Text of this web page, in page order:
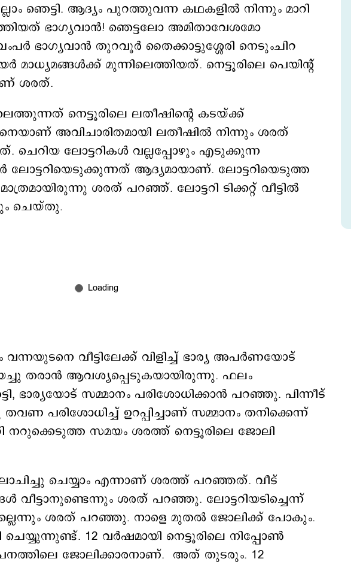
ഞെട്ടി. ആദ്യം പുറത്തുവന്ന കഥകളില്‍ നിന്നും മാറി
ഭാഗ്യവാന്‍! ഞെട്ടലോ അമിതാവേശമോ
ഭാഗ്യവാന്‍ തുറവൂര്‍ തൈക്കാട്ടുശ്ശേരി നെടുംചിറ
മാധ്യമങ്ങള്‍ക്ക് മുന്നിലെത്തിയത്. നെട്ടൂരിലെ പെയിന്‍റ്
ശരത്.
നെട്ടൂരിലെ ലതീഷിന്‍റെ കടയ്ക്ക്
അവിചാരിതമായി ലതീഷില്‍ നിന്നും ശരത്
ലോട്ടറികള്‍ വല്ലപ്പോഴും എടുക്കുന്ന
ലോട്ടറിയെടുക്കുന്നത് ആദ്യമായാണ്. ലോട്ടറിയെടുത്ത
ശരത് പറഞ്ഞ്. ലോട്ടറി ടിക്കറ്റ് വീട്ടില്‍
ചെയ്തു.
വന്നയുടനെ വീട്ടിലേക്ക് വിളിച്ച് ഭാര്യ അപര്‍ണയോട്
തരാന്‍ ആവശ്യപ്പെടുകയായിരുന്നു. ഫലം
ഭാര്യയോട് സമ്മാനം പരിശോധിക്കാന്‍ പറഞ്ഞു. പിന്നീട്
തവണ പരിശോധിച്ച് ഉറപ്പിച്ചാണ് സമ്മാനം തനിക്കെന്ന്
നറുക്കെടുത്ത സമയം ശരത്ത് നെട്ടൂരിലെ ജോലി
ചെയ്യാം എന്നാണ് ശരത്ത് പറഞ്ഞത്. വീട്
വീട്ടാനുണ്ടെന്നും ശരത് പറഞ്ഞു. ലോട്ടറിയടിച്ചെന്ന്
ശരത് പറഞ്ഞു. നാളെ മുതല്‍ ജോലിക്ക് പോകും.
12 വർഷമായി നെട്ടൂരിലെ നിപ്പോൺ
ജോലിക്കാരനാണ്. അത് തുടരും. 12